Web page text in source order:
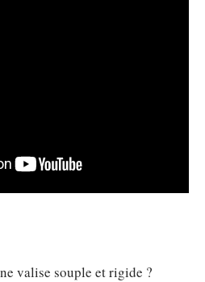
valise souple et rigide ?